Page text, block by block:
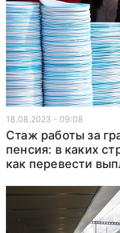
18.08.2023 - 09:08
Стаж работы за
пенсия: в каких
как перевести